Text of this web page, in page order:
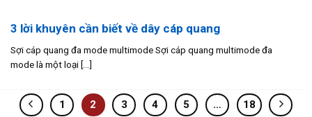
3 lời khuyên cần biết về dây cáp quang
Sợi cáp quang đa mode multimode Sợi cáp quang multimode đa
mode là một loại [...]
1 2 3 4 5 … 18